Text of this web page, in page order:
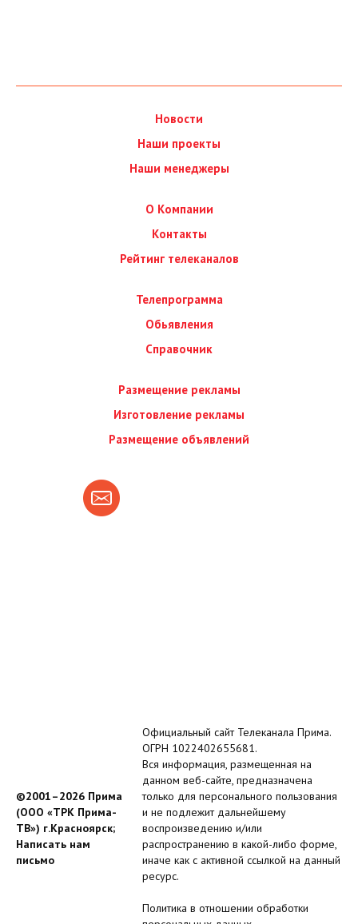
Новости
Наши проекты
Наши менеджеры
О Компании
Контакты
Рейтинг телеканалов
Телепрограмма
Обьявления
Справочник
Размещение рекламы
Изготовление рекламы
Размещение объявлений
©2001–2026 Прима
(ООО «ТРК Прима-
ТВ») г.Красноярск;
Написать нам
письмо
Официальный сайт Телеканала Прима.
ОГРН 1022402655681.
Вся информация, размещенная на
данном веб-сайте, предназначена
только для персонального пользования
и не подлежит дальнейшему
воспроизведению и/или
распространению в какой-либо форме,
иначе как с активной ссылкой на данный
ресурс.
Политика в отношении обработки